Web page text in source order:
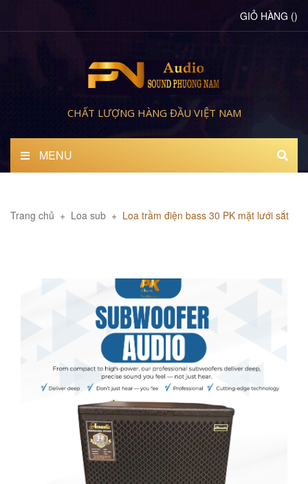
GIỎ HÀNG ()
CHẤT LƯỢNG HÀNG ĐẦU VIỆT NAM
MENU
Trang chủ + Loa sub + Loa trầm điện bass 30 PK mặt lưới sắt